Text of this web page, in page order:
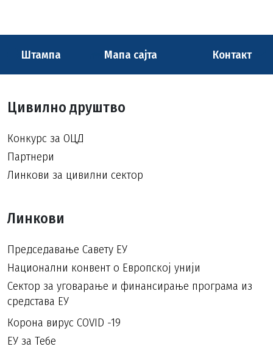
Штампа Мапа сајта Контакт
Цивилно друштво
Конкурс за ОЦД
Партнери
Линкови за цивилни сектор
Линкови
Председавање Савету ЕУ
Национални конвент о Европској унији
Сектор за уговарање и финансирање програма из
средстава ЕУ
Корона вирус COVID -19
ЕУ за Тебе